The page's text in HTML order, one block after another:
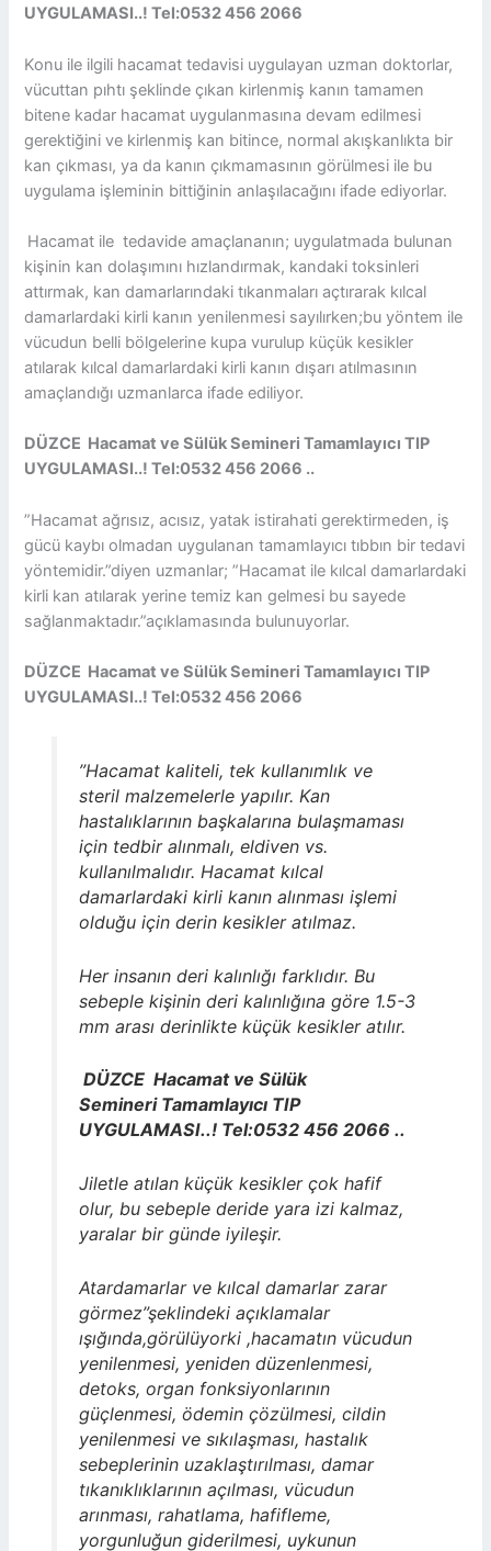
UYGULAMASI..! Tel:0532 456 2066
Konu ile ilgili hacamat tedavisi uygulayan uzman doktorlar,
vücuttan pıhtı şeklinde çıkan kirlenmiş kanın tamamen
bitene kadar hacamat uygulanmasına devam edilmesi
gerektiğini ve kirlenmiş kan bitince, normal akışkanlıkta bir
kan çıkması, ya da kanın çıkmamasının görülmesi ile bu
uygulama işleminin bittiğinin anlaşılacağını ifade ediyorlar.
Hacamat ile tedavide amaçlananın; uygulatmada bulunan
kişinin kan dolaşımını hızlandırmak, kandaki toksinleri
attırmak, kan damarlarındaki tıkanmaları açtırarak kılcal
damarlardaki kirli kanın yenilenmesi sayılırken;bu yöntem ile
vücudun belli bölgelerine kupa vurulup küçük kesikler
atılarak kılcal damarlardaki kirli kanın dışarı atılmasının
amaçlandığı uzmanlarca ifade ediliyor.
DÜZCE Hacamat ve Sülük Semineri Tamamlayıcı TIP
UYGULAMASI..! Tel:0532 456 2066 ..
”Hacamat ağrısız, acısız, yatak istirahati gerektirmeden, iş
gücü kaybı olmadan uygulanan tamamlayıcı tıbbın bir tedavi
yöntemidir.”diyen uzmanlar; ”Hacamat ile kılcal damarlardaki
kirli kan atılarak yerine temiz kan gelmesi bu sayede
sağlanmaktadır.”açıklamasında bulunuyorlar.
DÜZCE Hacamat ve Sülük Semineri Tamamlayıcı TIP
UYGULAMASI..! Tel:0532 456 2066
”Hacamat kaliteli, tek kullanımlık ve
steril malzemelerle yapılır. Kan
hastalıklarının başkalarına bulaşmaması
için tedbir alınmalı, eldiven vs.
kullanılmalıdır. Hacamat kılcal
damarlardaki kirli kanın alınması işlemi
olduğu için derin kesikler atılmaz.
Her insanın deri kalınlığı farklıdır. Bu
sebeple kişinin deri kalınlığına göre 1.5-3
mm arası derinlikte küçük kesikler atılır.
DÜZCE Hacamat ve Sülük
Semineri Tamamlayıcı TIP
UYGULAMASI..! Tel:0532 456 2066 ..
Jiletle atılan küçük kesikler çok hafif
olur, bu sebeple deride yara izi kalmaz,
yaralar bir günde iyileşir.
Atardamarlar ve kılcal damarlar zarar
görmez”şeklindeki açıklamalar
ışığında,görülüyorki ,hacamatın vücudun
yenilenmesi, yeniden düzenlenmesi,
detoks, organ fonksiyonlarının
güçlenmesi, ödemin çözülmesi, cildin
yenilenmesi ve sıkılaşması, hastalık
sebeplerinin uzaklaştırılması, damar
tıkanıklıklarının açılması, vücudun
arınması, rahatlama, hafifleme,
yorgunluğun giderilmesi, uykunun